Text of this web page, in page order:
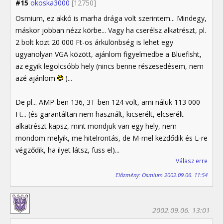
#15 okoska3000 [12750]
Osmium, ez akkó is marha drága volt szerintem... Mindegy,
máskor jobban nézz körbe... Vagy ha cserélsz alkatrészt, pl.
2 bolt közt 20 000 Ft-os árkülönbség is lehet egy
ugyanolyan VGA között, ajánlom figyelmedbe a Bluefisht,
az egyik legolcsóbb hely (nincs benne részesedésem, nem
azé ajánlom
)...
De pl... AMP-ben 136, 3T-ben 124 volt, ami náluk 113 000
Ft... (és garantáltan nem használt, kicserélt, elcserélt
alkatrészt kapsz, mint mondjuk van egy hely, nem
mondom melyik, me hitelrontás, de M-mel kezdődik és L-re
végződik, ha ilyet látsz, fuss el)...
Válasz erre
Előzmény: Osmium 2002.09.06. 11:54
2002.09.06. 13:01